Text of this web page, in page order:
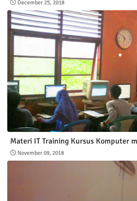
December 25, 2018
Materi IT Training Kursus Komputer
November 09, 2018